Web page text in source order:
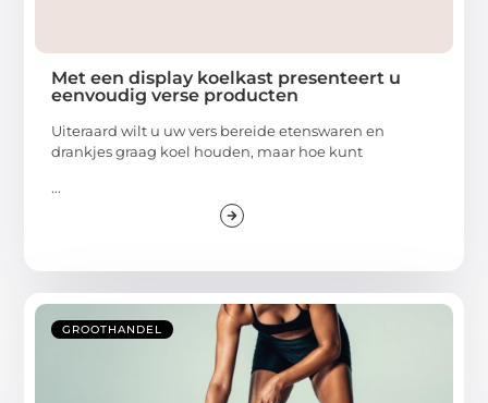
Met een display koelkast presenteert u
eenvoudig verse producten
Uiteraard wilt u uw vers bereide etenswaren en
drankjes graag koel houden, maar hoe kunt
...
GROOTHANDEL